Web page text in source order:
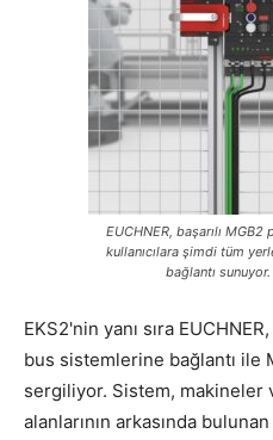
EUCHNER, başarılı
kullanıcılara şimdi tüm
bağlantı
EKS2'nin yanı sıra
bus sistemlerine bağlantı ile
sergiliyor. Sistem, makineler
alanlarının arkasında